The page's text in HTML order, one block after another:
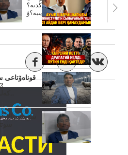
تولەنزاڭدىە؟
سوتتولەنگەناپتار ايىبە؟ۋ..
سۋبسيديالار